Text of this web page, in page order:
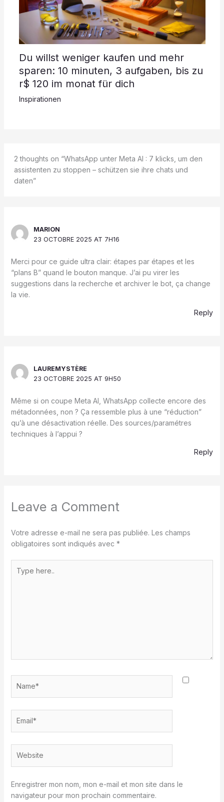
Du willst weniger kaufen und mehr
sparen: 10 minuten, 3 aufgaben, bis zu
r$ 120 im monat für dich
Inspirationen
2 thoughts on “WhatsApp unter Meta AI : 7 klicks, um den
assistenten zu stoppen – schützen sie ihre chats und
daten”
MARION
23 OCTOBRE 2025 AT 7H16
Merci pour ce guide ultra clair: étapes par étapes et les
“plans B” quand le bouton manque. J’ai pu virer les
suggestions dans la recherche et archiver le bot, ça change
la vie.
Reply
LAUREMYSTÈRE
23 OCTOBRE 2025 AT 9H50
Même si on coupe Meta AI, WhatsApp collecte encore des
métadonnées, non ? Ça ressemble plus à une “réduction”
qu’à une désactivation réelle. Des sources/paramétres
techniques à l’appui ?
Reply
Leave a Comment
Votre adresse e-mail ne sera pas publiée. Les champs
obligatoires sont indiqués avec *
here..
Enregistrer mon nom, mon e-mail et mon site dans le
navigateur pour mon prochain commentaire.